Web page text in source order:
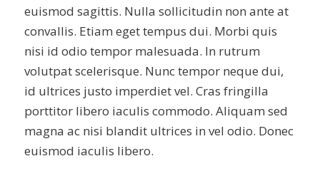
euismod sagittis. Nulla sollicitudin non ante at
convallis. Etiam eget tempus dui. Morbi quis
nisi id odio tempor malesuada. In rutrum
volutpat scelerisque. Nunc tempor neque dui,
id ultrices justo imperdiet vel. Cras fringilla
porttitor libero iaculis commodo. Aliquam sed
magna ac nisi blandit ultrices in vel odio. Donec
euismod iaculis libero.